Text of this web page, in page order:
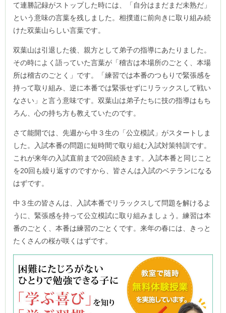
て連勝記録がストップした時には、「自分はまだまだ未熟だ」
という意味の言葉を残しました。相撲道に前向きに取り組み続
けた双葉山らしい言葉です。
双葉山は引退した後、親方として弟子の指導にあたりました。
その時によく語っていた言葉が「稽古は本場所のごとく、本場
所は稽古のごとく」です。「練習では本番のつもりで緊張感を
持って取り組み、逆に本番では緊張せずにリラックスして戦い
なさい」と言う意味です。双葉山は弟子たちに技の指導はもち
ろん、心の持ち方も教えていたのです。
さて能開では、先週から中３生の「公立模試」がスタートしま
した。入試本番の問題に短時間で取り組む入試対策特訓です。
これが来年の入試直前まで20回続きます。入試本番と同じこと
を20回も繰り返すのですから、皆さんは入試のベテランになる
はずです。
中３生の皆さんは、入試本番でリラックスして問題を解けるよ
うに、緊張感を持って公立模試に取り組みましょう。練習は本
番のごとく、本番は練習のごとくです。来年の春には、きっと
たくさんの桜が咲くはずです。